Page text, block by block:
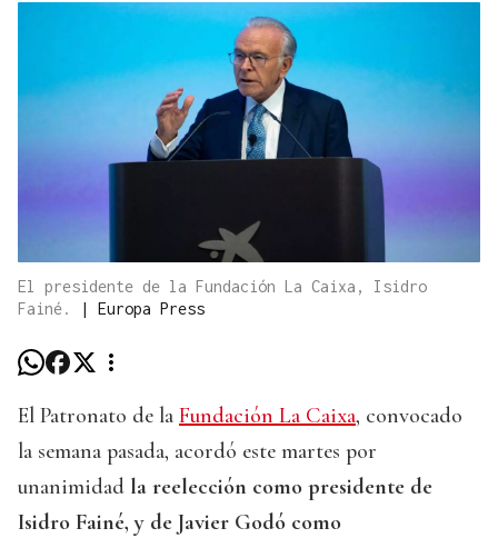
El presidente de la Fundación La Caixa, Isidro
Fainé.
| Europa Press
El Patronato de la Fundación La Caixa, convocado
la semana pasada, acordó este martes por
unanimidad la reelección como presidente de
Isidro Fainé, y de Javier Godó como